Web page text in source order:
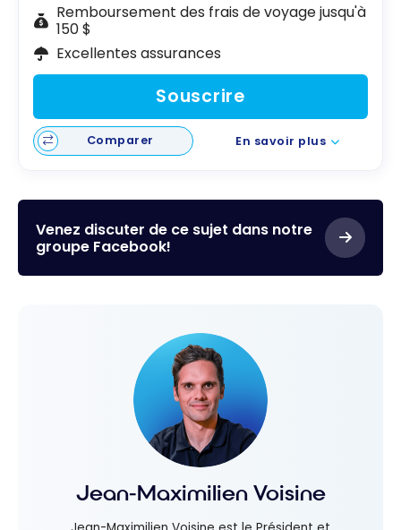
Remboursement des frais de voyage jusqu'à
150 $
Excellentes assurances
Souscrire
Comparer En savoir plus
Venez discuter de ce sujet dans notre
groupe Facebook!
Jean-Maximilien Voisine